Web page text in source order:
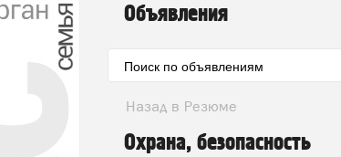
Объявления
Назад в Резюме
Охрана, безопасность